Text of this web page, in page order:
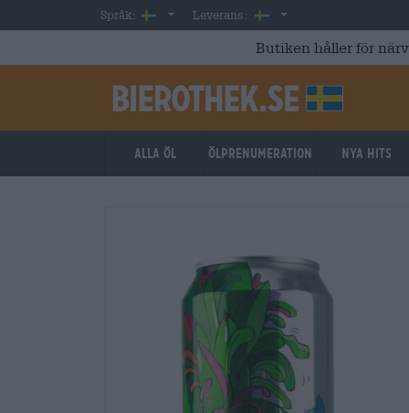
Skip to main content
Språk: SwedishLeverans: Sverige
Butiken håller för
Alla öl ölprenumeration Nya hits